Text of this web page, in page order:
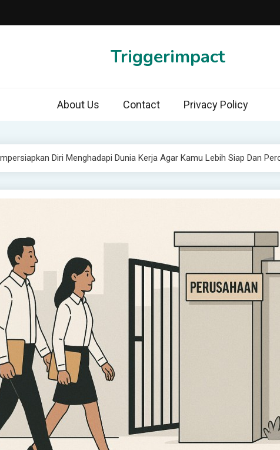
Triggerimpact
About Us Contact Privacy Policy
Diri Menghadapi Dunia Kerja Agar Kamu Lebih Siap Dan